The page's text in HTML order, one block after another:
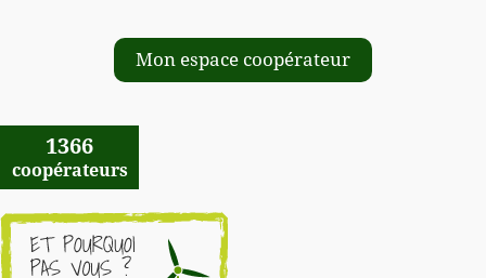
Mon espace coopérateur
1366
coopérateurs